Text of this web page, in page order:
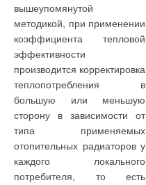
вышеупомянутой
методикой, при применении
коэффициента тепловой
эффективности
производится корректировка
теплопотребления в
большую или меньшую
сторону в зависимости от
типа применяемых
отопительных радиаторов у
каждого локального
потребителя, то есть